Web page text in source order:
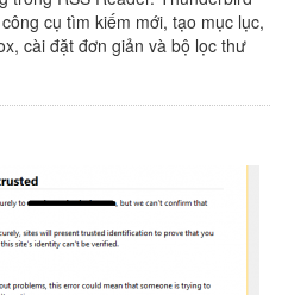
cụ tìm kiếm mới, tạo mục lục,
cài đặt đơn giản và bộ lọc thư